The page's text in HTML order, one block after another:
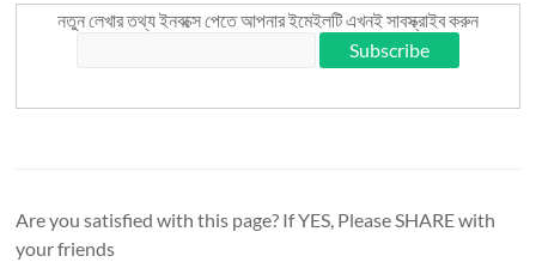
নতুন লেখার তথ্য ইনবক্সে পেতে আপনার ইমেইলটি এখনই সাবস্ক্রাইব করুন
Are you satisfied with this page? If YES, Please SHARE with
your friends